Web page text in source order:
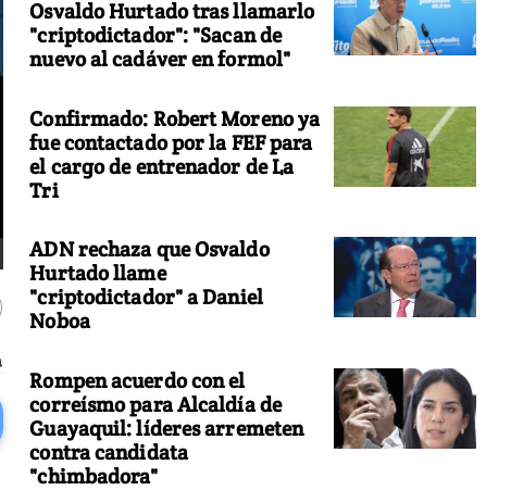
Osvaldo Hurtado tras llamarlo
"criptodictador": "Sacan de
nuevo al cadáver en formol"
Confirmado: Robert Moreno ya
fue contactado por la FEF para
el cargo de entrenador de La
Tri
ADN rechaza que Osvaldo
Hurtado llame
"criptodictador" a Daniel
Noboa
Rompen acuerdo con el
correísmo para Alcaldía de
Guayaquil: líderes arremeten
contra candidata
"chimbadora"